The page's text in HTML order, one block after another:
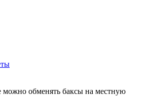
можно обменять баксы на местную